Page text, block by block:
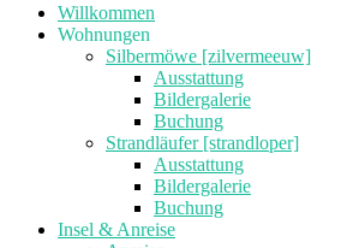
Willkommen
Wohnungen
Silbermöwe [zilvermeeuw]
Ausstattung
Bildergalerie
Buchung
Strandläufer [strandloper]
Ausstattung
Bildergalerie
Buchung
Insel & Anreise